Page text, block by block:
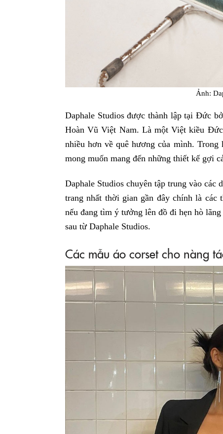
Ảnh:
Daphale Studios được thành lập tại Đức
Hoàn Vũ Việt Nam. Là một Việt kiều
nhiều hơn về quê hương của mình.
mong muốn mang đến những thiết kế gợi
Daphale Studios chuyên tập trung vào
trang nhất thời gian gần đây chính là các
nếu đang tìm ý tưởng lên đồ đi hẹn hò
sau từ Daphale Studios.
Các mẫu áo corset cho nàng